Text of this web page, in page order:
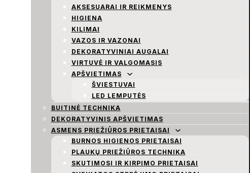
AKSESUARAI IR REIKMENYS
HIGIENA
KILIMAI
VAZOS IR VAZONAI
DEKORATYVINIAI AUGALAI
VIRTUVĖ IR VALGOMASIS
APŠVIETIMAS
ŠVIESTUVAI
LED LEMPUTĖS
BUITINĖ TECHNIKA
DEKORATYVINIS APŠVIETIMAS
ASMENS PRIEŽIŪROS PRIETAISAI
BURNOS HIGIENOS PRIETAISAI
PLAUKŲ PRIEŽIŪROS TECHNIKA
SKUTIMOSI IR KIRPIMO PRIETAISAI